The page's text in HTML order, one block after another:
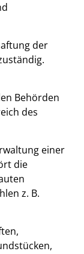
der
Behörden
des
einer
die
z. B.